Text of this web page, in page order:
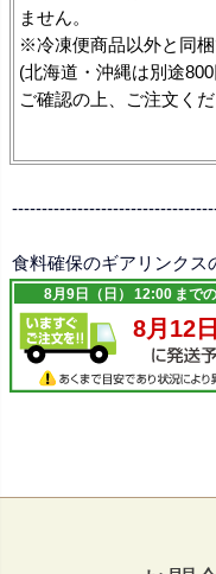
ません。
※冷凍便商品以外と同
(北海道・沖縄は別途
ご確認の上、ご注文くだ
食料確保のギアリンクス